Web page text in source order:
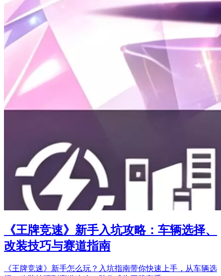
《王牌竞速》新手入坑攻略：车辆选择、
改装技巧与赛道指南
《王牌竞速》新手怎么玩？入坑指南带你快速上手，从车辆选